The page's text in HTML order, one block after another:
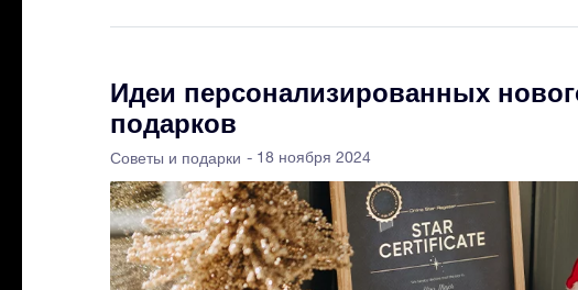
Идеи персонализированных
подарков
Советы и подарки - 18 ноября 2024